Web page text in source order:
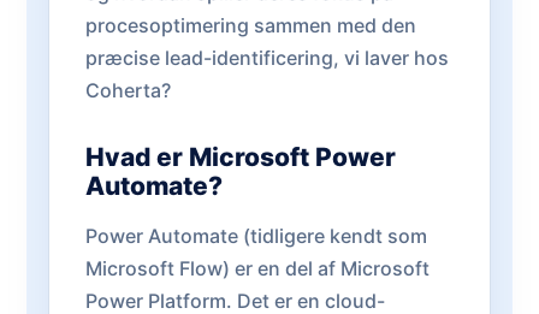
procesoptimering sammen med den
præcise lead-identificering, vi laver hos
Coherta?
Hvad er Microsoft Power
Automate?
Power Automate (tidligere kendt som
Microsoft Flow) er en del af Microsoft
Power Platform. Det er en cloud-